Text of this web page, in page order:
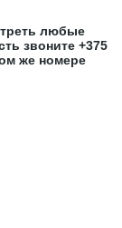
любые
звоните +375
же номере